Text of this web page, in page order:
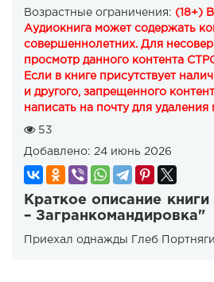
Возрастные ограничения: (18+)
Аудиокнига может содержать
совершеннолетних. Для
просмотр данного контента
Если в книге присутствует
и другого, запрещенного
написать на почту для удаления
53
Добавлено: 24 июнь 2026
Краткое описание
– Загранкомандировка"
Приехал однажды Глеб